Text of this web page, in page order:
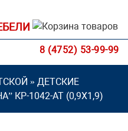
8 (4752) 53-99-99
» ДЕТСКИЕ
КР-1042-АТ (0,9Х1,9)